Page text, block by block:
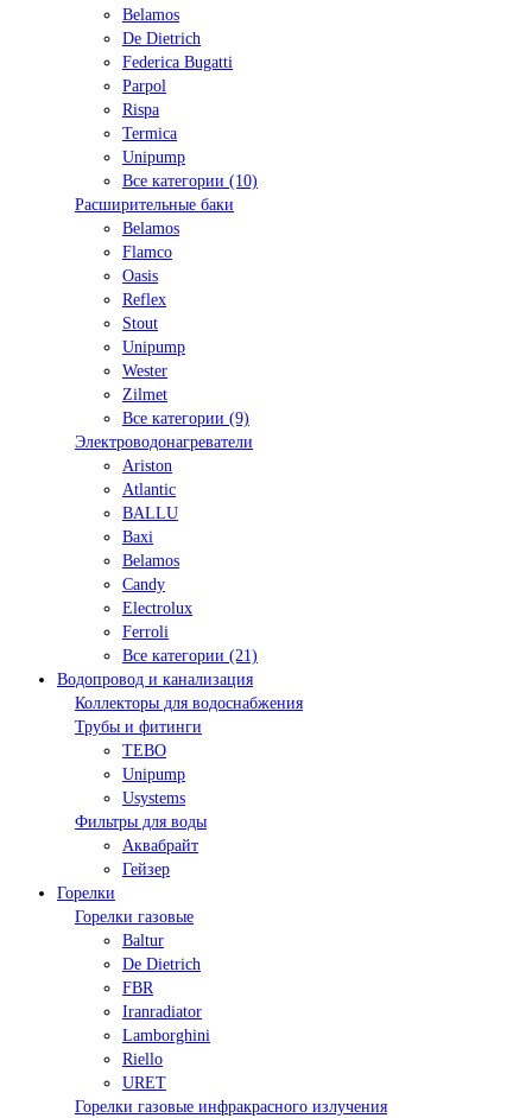
Belamos
De Dietrich
Federica Bugatti
Parpol
Rispa
Termica
Unipump
Все категории (10)
Расширительные баки
Belamos
Flamco
Oasis
Reflex
Stout
Unipump
Wester
Zilmet
Все категории (9)
Электроводонагреватели
Ariston
Atlantic
BALLU
Baxi
Belamos
Candy
Electrolux
Ferroli
Все категории (21)
Водопровод и канализация
Коллекторы для водоснабжения
Трубы и фитинги
TEBO
Unipump
Usystems
Фильтры для воды
Аквабрайт
Гейзер
Горелки
Горелки газовые
Baltur
De Dietrich
FBR
Iranradiator
Lamborghini
Riello
URET
Горелки газовые инфракрасного излучения